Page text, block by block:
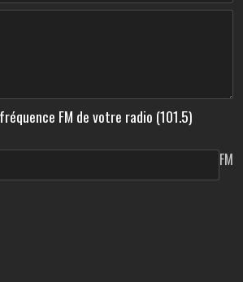
FM de votre radio (101.5)
FM